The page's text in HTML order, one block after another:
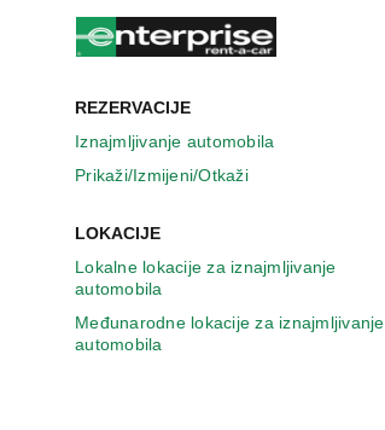
p
r
o
o
r
REZERVACIJE
Iznajmljivanje automobila
Prikaži/Izmijeni/Otkaži
LOKACIJE
Lokalne lokacije za iznajmljivanje
automobila
Međunarodne lokacije za iznajmljivanje
automobila